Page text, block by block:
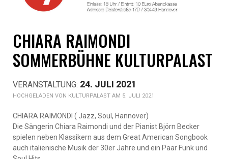
CHIARA RAIMONDI
SOMMERBÜHNE KULTURPALAST
24. JULI 2021
KULTURPALAST AM 5. JULI 2021
CHIARA RAIMONDI ( Jazz, Soul, Hannover)
Die Sängerin Chiara Raimondi und der Pianist Björn Becker
spielen neben Klassikern aus dem Great American Songbook
auch italienische Musik der 30er Jahre und ein Paar Funk und